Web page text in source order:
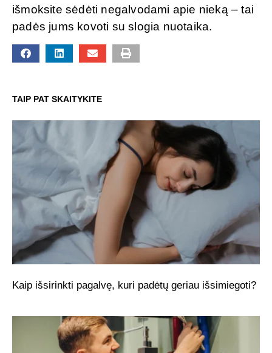
išmoksite sėdėti negalvodami apie nieką – tai
padės jums kovoti su slogia nuotaika.
TAIP PAT SKAITYKITE
Kaip išsirinkti pagalvę, kuri padėtų geriau išsimiegoti?